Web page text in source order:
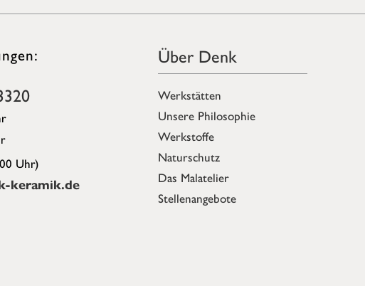
Uhr)
keramik.de
Über Denk
Werkstätten
Unsere Philosophie
Werkstoffe
Naturschutz
Das Malatelier
Stellenangebote